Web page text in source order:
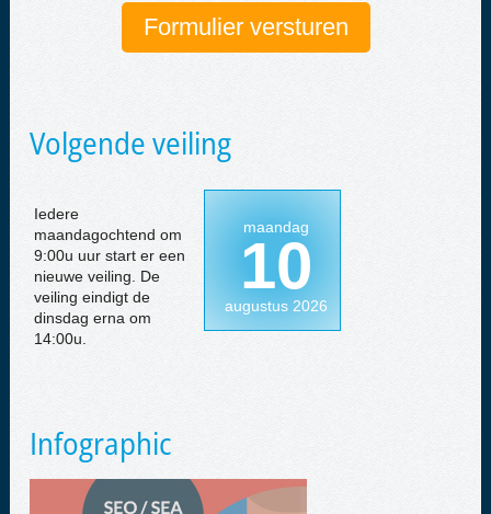
Volgende veiling
Iedere
maandagochtend om
9:00u uur start er een
nieuwe veiling. De
veiling eindigt de
dinsdag erna om
14:00u.
maandag
10
augustus 2026
Infographic